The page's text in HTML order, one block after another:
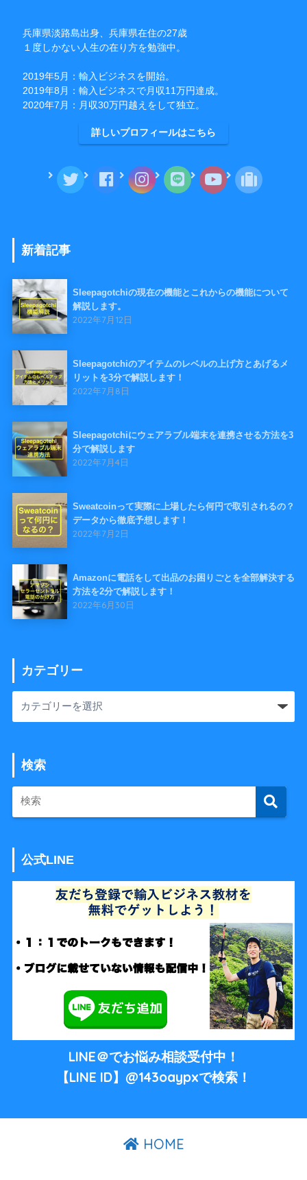
兵庫県淡路島出身、兵庫県在住の27歳
１度しかない人生の在り方を勉強中。
2019年5月：輸入ビジネスを開始。
2019年8月：輸入ビジネスで月収11万円達成。
2020年7月：月収30万円越えをして独立。
詳しいプロフィールはこちら
新着記事
Sleepagotchiの現在の機能とこれからの機能について
解説します。
2022年7月12日
Sleepagotchiのアイテムのレベルの上げ方とあげるメ
リットを3分で解説します！
2022年7月8日
Sleepagotchiにウェアラブル端末を連携させる方法を3
分で解説します
2022年7月4日
Sweatcoinって実際に上場したら何円で取引されるの？
データから徹底予想します！
2022年7月2日
Amazonに電話をして出品のお困りごとを全部解決する
方法を2分で解説します！
2022年6月30日
カテゴリー
検索
公式LINE
LINE＠でお悩み相談受付中！
【LINE ID】@143oaypxで検索！
HOME